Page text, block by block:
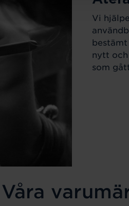
Vi
nytt
som
Våra